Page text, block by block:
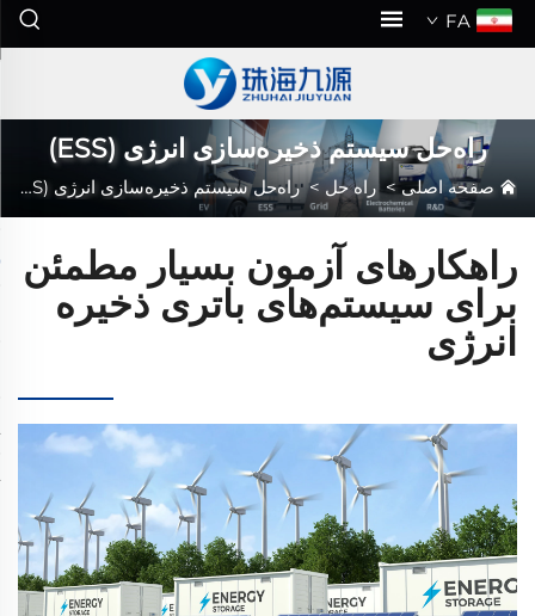
FA
راه‌حل سیستم ذخیره‌سازی انرژی (ESS)
صفحه اصلی>راه حل>راه‌حل سیستم ذخیره‌سازی انرژی (ESS)
راهکارهای آزمون بسیار مطمئن
برای سیستم‌های باتری ذخیره
انرژی